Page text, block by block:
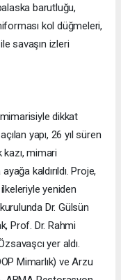
barutluğu,
kol düğmeleri,
savaşın izleri
dikkat
yapı, 26 yıl süren
mimari
kaldırıldı. Proje,
yeniden
Dr. Gülsün
Prof. Dr. Rahmi
yer aldı.
Mimarlık) ve Arzu